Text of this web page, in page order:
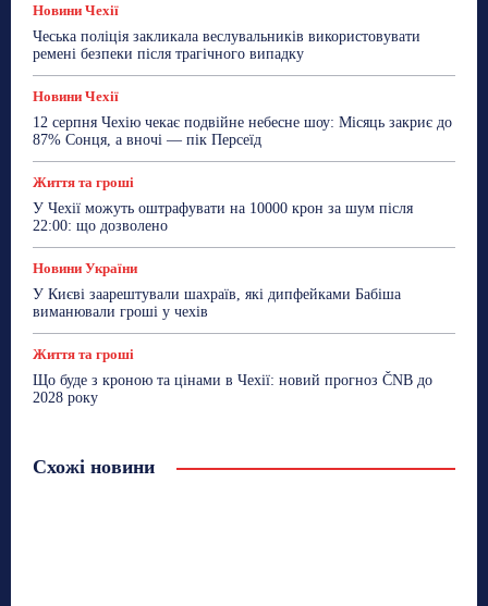
Новини Чехії
Чеська поліція закликала веслувальників використовувати
ремені безпеки після трагічного випадку
Новини Чехії
12 серпня Чехію чекає подвійне небесне шоу: Місяць закриє до
87% Сонця, а вночі — пік Персеїд
Життя та гроші
У Чехії можуть оштрафувати на 10000 крон за шум після
22:00: що дозволено
Новини України
У Києві заарештували шахраїв, які дипфейками Бабіша
виманювали гроші у чехів
Життя та гроші
Що буде з кроною та цінами в Чехії: новий прогноз ČNB до
2028 року
Схожі новини